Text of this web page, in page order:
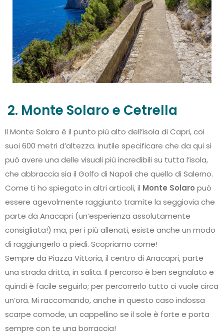
2. Monte Solaro e Cetrella
Il Monte Solaro è il punto più alto dell’isola di Capri, coi
suoi 600 metri d’altezza. Inutile specificare che da qui si
può avere una delle visuali più incredibili su tutta l’isola,
che abbraccia sia il Golfo di Napoli che quello di Salerno.
Come ti ho spiegato in altri articoli, il Monte Solaro può
essere agevolmente raggiunto tramite la seggiovia che
parte da Anacapri (un’esperienza assolutamente
consigliata!) ma, per i più allenati, esiste anche un modo
di raggiungerlo a piedi. Scopriamo come!
Sempre da Piazza Vittoria, il centro di Anacapri, parte
una strada dritta, in salita. Il percorso è ben segnalato e
quindi è facile seguirlo; per percorrerlo tutto ci vuole circa
un’ora. Mi raccomando, anche in questo caso indossa
scarpe comode, un cappellino se il sole è forte e porta
sempre con te una borraccia!